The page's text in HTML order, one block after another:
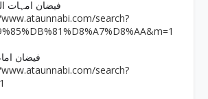
�� فیضان امہات
search?
�� فیضان
search?